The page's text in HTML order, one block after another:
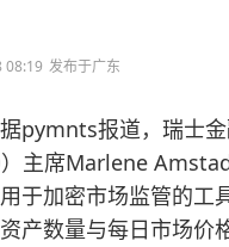
08:19 发布于广东
pymnts报道，瑞士
主席Marlene
于加密市场监管的
产数量与每日市场价